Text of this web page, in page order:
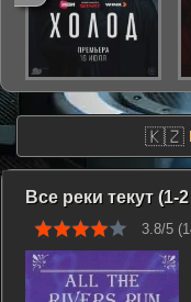
🇰🇿
Все реки текут (1-
3.8/5 (